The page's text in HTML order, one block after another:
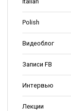
Polish
Видеоблог
Записи FB
Интервью
Лекции